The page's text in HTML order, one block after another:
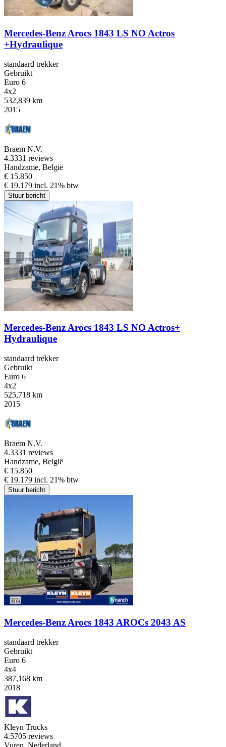
Mercedes-Benz Arocs 1843 LS NO Actros
+Hydraulique
standaard trekker
Gebruikt
Euro 6
4x2
532,839 km
2015
Braem N.V.
4.3331 reviews
Handzame, België
€ 15.850
€ 19.179 incl. 21% btw
Stuur bericht
Mercedes-Benz Arocs 1843 LS NO Actros+
Hydraulique
standaard trekker
Gebruikt
Euro 6
4x2
525,718 km
2015
Braem N.V.
4.3331 reviews
Handzame, België
€ 15.850
€ 19.179 incl. 21% btw
Stuur bericht
Mercedes-Benz Arocs 1843 AROCs 2043 AS
standaard trekker
Gebruikt
Euro 6
4x4
387,168 km
2018
Kleyn Trucks
4.5705 reviews
Vuren, Nederland